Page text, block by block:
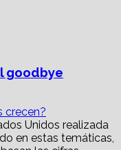
goodbye
crecen?